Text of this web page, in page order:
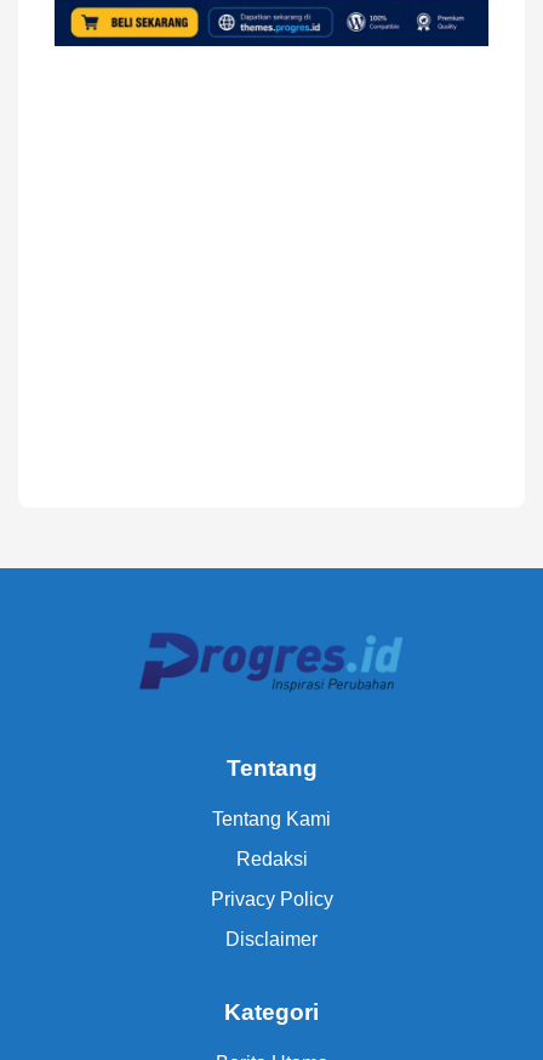
Tentang
Tentang Kami
Redaksi
Privacy Policy
Disclaimer
Kategori